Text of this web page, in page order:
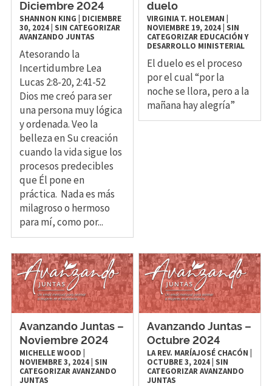
Diciembre 2024
SHANNON KING
DICIEMBRE
30, 2024| SIN CATEGORIZAR
AVANZANDO JUNTAS
Atesorando la
Incertidumbre Lea
Lucas 2:8-20, 2:41-52
Dios me creó para ser
una persona muy lógica
y ordenada. Veo la
belleza en Su creación
cuando la vida sigue los
procesos predecibles
que Él pone en
práctica. Nada es más
milagroso o hermoso
para mí, como por...
duelo
VIRGINIA T. HOLEMAN
NOVIEMBRE 19, 2024 SIN
CATEGORIZAR EDUCACIÓN Y
DESARROLLO MINISTERIAL
El duelo es el proceso
por el cual “por la
noche se llora, pero a la
mañana hay alegría”
Avanzando Juntas –
Noviembre 2024
MICHELLE WOOD
NOVIEMBRE 3, 2024| SIN
CATEGORIZARAVANZANDO
JUNTAS
Avanzando Juntas –
Octubre 2024
LA REV. MARÍAJOSÉ CHACÓN
OCTUBRE 3, 2024 SIN
CATEGORIZARAVANZANDO
JUNTAS